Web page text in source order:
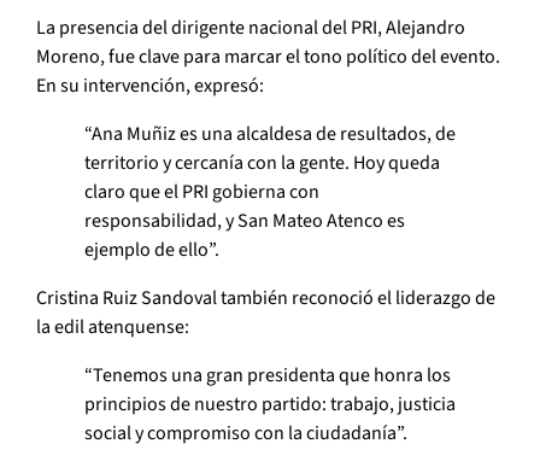
La presencia del dirigente nacional del PRI, Alejandro
Moreno, fue clave para marcar el tono político del evento.
En su intervención, expresó:
“Ana Muñiz es una alcaldesa de resultados, de
territorio y cercanía con la gente. Hoy queda
claro que el PRI gobierna con
responsabilidad, y San Mateo Atenco es
ejemplo de ello”.
Cristina Ruiz Sandoval también reconoció el liderazgo de
la edil atenquense:
“Tenemos una gran presidenta que honra los
principios de nuestro partido: trabajo, justicia
social y compromiso con la ciudadanía”.